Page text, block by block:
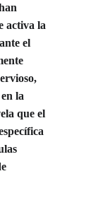
activa la
el
la
que el